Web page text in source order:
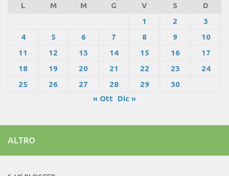
L
M M G V S
D
1
2
3
4
5 6 7 8 9
10
11
12 13 14 15 16
17
18
19 20 21 22 23
24
25
26 27 28 29
30
« Ott
Dic »
ALTRO